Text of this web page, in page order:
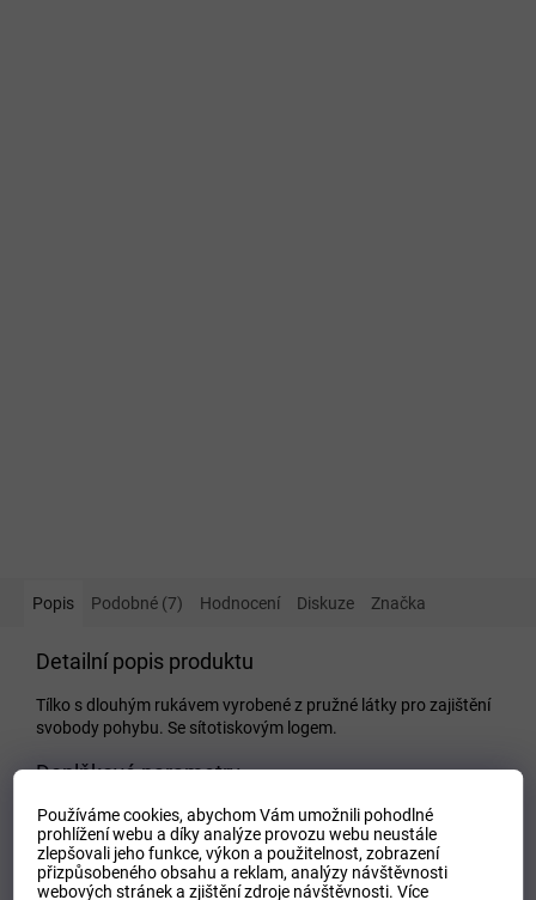
Používáme cookies, abychom Vám umožnili pohodlné
prohlížení webu a díky analýze provozu webu neustále
zlepšovali jeho funkce, výkon a použitelnost,zobrazení
přizpůsobeného obsahu a reklam, analýzy návštěvnosti
webových stránek a zjištění zdroje návštěvnosti.Více
Popis Podobné (7) Hodnocení Diskuze Značka
Detailní popis produktu
Tílko s dlouhým rukávem vyrobené z pružné látky pro zajištění
svobody pohybu. Se sítotiskovým logem.
Doplňkové parametry
Kategorie:
Dámské termoprádlo
EAN:
8424309082154
Tipo Mdelo:
T